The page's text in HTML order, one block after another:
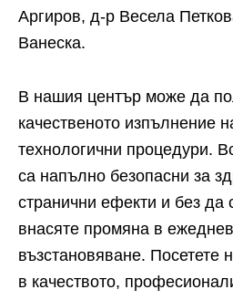
Аргиров, д-р Весела
Ванеска.
В нашия център може да
качественото изпълнение
технологични процедури.
са напълно безопасни за
странични ефекти и без да
внасяте промяна в
възстановяване. Посетете
в качеството,